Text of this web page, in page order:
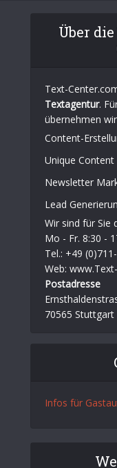
Über
Text-
Textagentur.
übernehmen wir
Content-
Unique Content
Newsletter
Lead
Wir sind für Sie
Mo - Fr. 8:30 -
Tel.: +49
Web:
Postadresse
70565 Stuttgart
Infos für